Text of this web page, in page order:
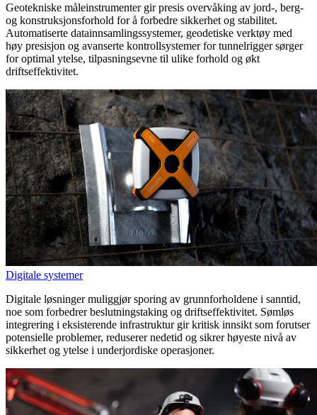
Geotekniske måleinstrumenter gir presis overvåking av jord-, berg-
og konstruksjonsforhold for å forbedre sikkerhet og stabilitet.
Automatiserte datainnsamlingssystemer, geodetiske verktøy med
høy presisjon og avanserte kontrollsystemer for tunnelrigger sørger
for optimal ytelse, tilpasningsevne til ulike forhold og økt
driftseffektivitet.
Digitale systemer
Digitale løsninger muliggjør sporing av grunnforholdene i sanntid,
noe som forbedrer beslutningstaking og driftseffektivitet. Sømløs
integrering i eksisterende infrastruktur gir kritisk innsikt som forutser
potensielle problemer, reduserer nedetid og sikrer høyeste nivå av
sikkerhet og ytelse i underjordiske operasjoner.